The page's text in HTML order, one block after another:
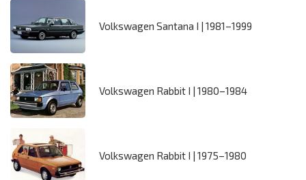
Volkswagen Santana I | 1981–1999
Volkswagen Rabbit I | 1980–1984
Volkswagen Rabbit I | 1975–1980